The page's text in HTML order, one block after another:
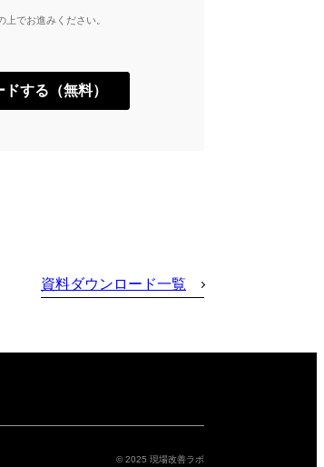
資料ダウンロード一覧
© 2025 現場改善ラボ